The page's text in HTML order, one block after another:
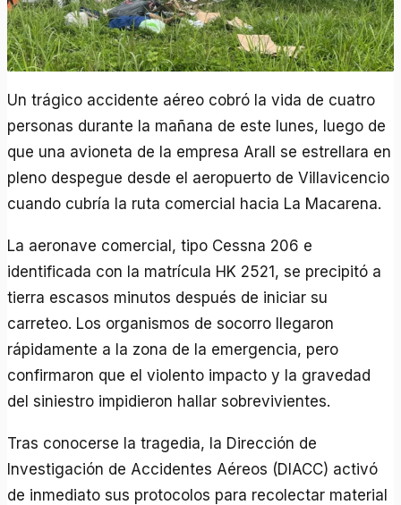
Un trágico accidente aéreo cobró la vida de cuatro
personas durante la mañana de este lunes, luego de
que una avioneta de la empresa Arall se estrellara en
pleno despegue desde el aeropuerto de Villavicencio
cuando cubría la ruta comercial hacia La Macarena.
La aeronave comercial, tipo Cessna 206 e
identificada con la matrícula HK 2521, se precipitó a
tierra escasos minutos después de iniciar su
carreteo. Los organismos de socorro llegaron
rápidamente a la zona de la emergencia, pero
confirmaron que el violento impacto y la gravedad
del siniestro impidieron hallar sobrevivientes.
Tras conocerse la tragedia, la Dirección de
Investigación de Accidentes Aéreos (DIACC) activó
de inmediato sus protocolos para recolectar material